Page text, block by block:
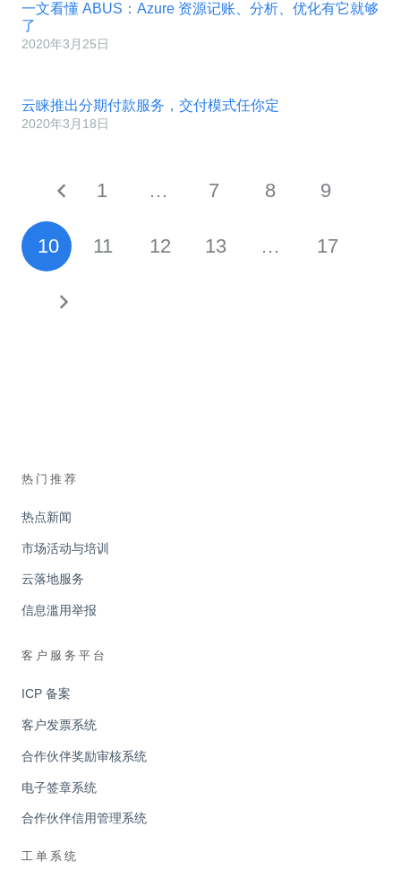
一文看懂 ABUS：Azure 资源记账、分析、优化有它就够
了
2020年3月25日
云睐推出分期付款服务，交付模式任你定
2020年3月18日
1 … 7 8 9
10 11 12 13 … 17
热门推荐
热点新闻
市场活动与培训
云落地服务
信息滥用举报
客户服务平台
ICP 备案
客户发票系统
合作伙伴奖励审核系统
电子签章系统
合作伙伴信用管理系统
工单系统